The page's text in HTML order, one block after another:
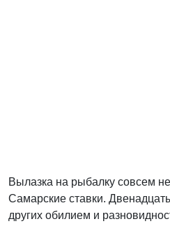
Вылазка на рыбалку совсем
Самарские ставки.
других обилием и